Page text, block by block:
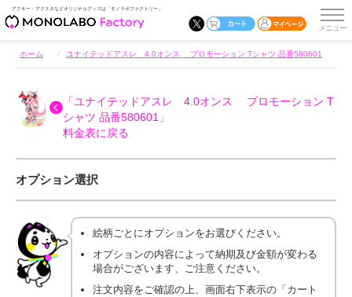
アクキー・アクスタなどオリジナルグッズは「モノラボファクトリー」
ホーム ユナイテッドアスレ 4.0オンス プロモーション Tシャツ 品番580601
「ユナイテッドアスレ 4.0オンス プロモーション T
シャツ 品番580601」
料金表に戻る
オプション選択
絵柄ごとにオプションをお選びください。
オプションの内容によって納期及び金額が変わる
場合がございます、ご注意ください。
注文内容をご確認の上、画面右下表示の「カート